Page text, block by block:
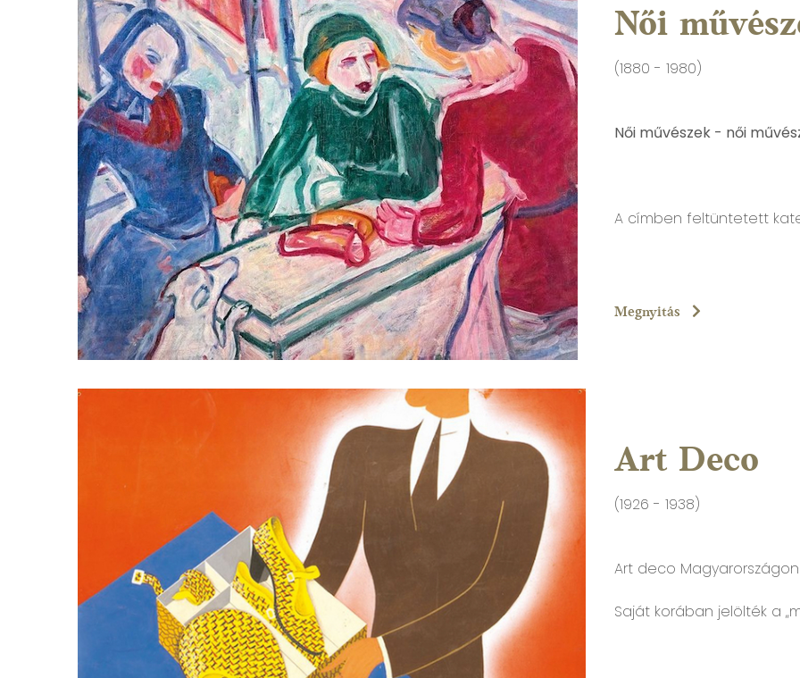
Női
(1880 - 1980)
Női művészek - női
A címben feltüntetett
Megnyitás
Art Deco
(1926 - 1938)
Art deco Magyarországon
Saját korában jelölték a